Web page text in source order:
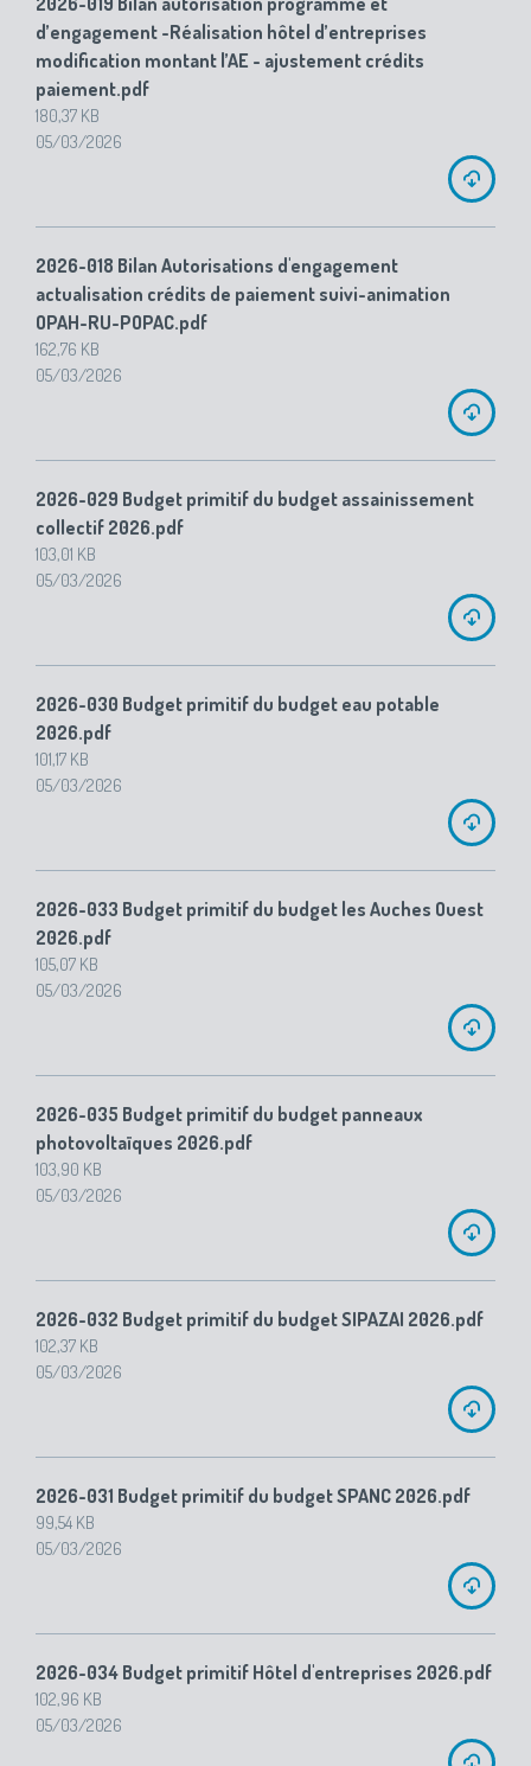
d’engagement -Réalisation hôtel d’entreprises
modification montant l’AE - ajustement crédits
paiement.pdf
180,37 KB
05/03/2026
2026-018 Bilan Autorisations d'engagement
actualisation crédits de paiement suivi-animation
OPAH-RU-POPAC.pdf
162,76 KB
05/03/2026
2026-029 Budget primitif du budget assainissement
collectif 2026.pdf
103,01 KB
05/03/2026
2026-030 Budget primitif du budget eau potable
2026.pdf
101,17 KB
05/03/2026
2026-033 Budget primitif du budget les Auches Ouest
2026.pdf
105,07 KB
05/03/2026
2026-035 Budget primitif du budget panneaux
photovoltaïques 2026.pdf
103,90 KB
05/03/2026
2026-032 Budget primitif du budget SIPAZAI 2026.pdf
102,37 KB
05/03/2026
2026-031 Budget primitif du budget SPANC 2026.pdf
99,54 KB
05/03/2026
2026-034 Budget primitif Hôtel d'entreprises 2026.pdf
102,96 KB
05/03/2026